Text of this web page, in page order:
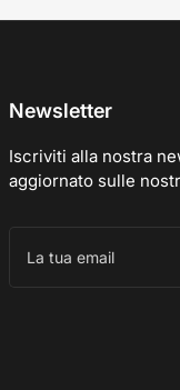
Newsletter
Iscriviti alla nostra
aggiornato sulle
tua